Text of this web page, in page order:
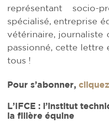
représentant socio-
spécialisé, entreprise
vétérinaire, journaliste
passionné, cette lettre
tous !
Pour s’abonner,
L’IFCE : l’institut
la filière équine